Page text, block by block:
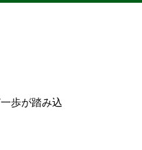
歩が踏み込